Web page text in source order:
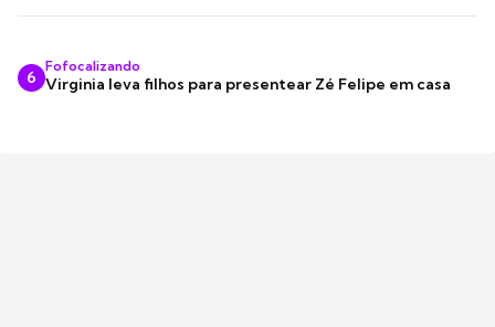
6
Fofocalizando
Virginia leva filhos para presentear Zé Felipe em casa